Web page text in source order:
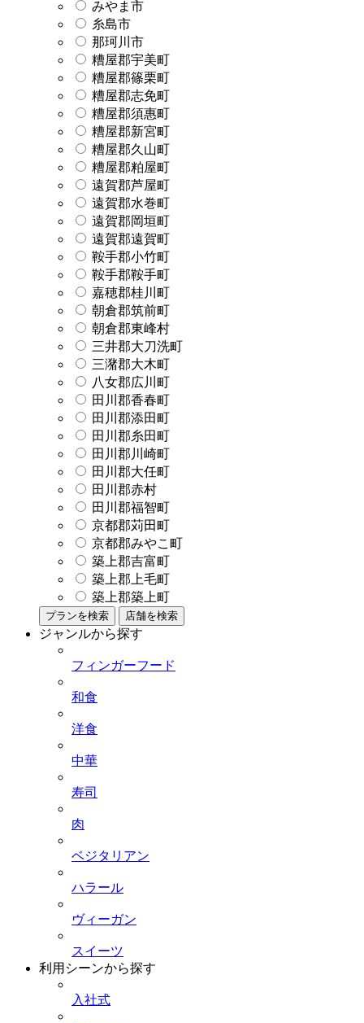
みやま市
糸島市
那珂川市
糟屋郡宇美町
糟屋郡篠栗町
糟屋郡志免町
糟屋郡須惠町
糟屋郡新宮町
糟屋郡久山町
糟屋郡粕屋町
遠賀郡芦屋町
遠賀郡水巻町
遠賀郡岡垣町
遠賀郡遠賀町
鞍手郡小竹町
鞍手郡鞍手町
嘉穂郡桂川町
朝倉郡筑前町
朝倉郡東峰村
三井郡大刀洗町
三潴郡大木町
八女郡広川町
田川郡香春町
田川郡添田町
田川郡糸田町
田川郡川崎町
田川郡大任町
田川郡赤村
田川郡福智町
京都郡苅田町
京都郡みやこ町
築上郡吉富町
築上郡上毛町
築上郡築上町
プランを検索 店舗を検索
ジャンルから探す
フィンガーフード
和食
洋食
中華
寿司
肉
ベジタリアン
ハラール
ヴィーガン
スイーツ
利用シーンから探す
入社式